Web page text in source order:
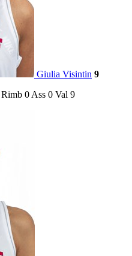
Giulia Visintin 9
Rimb 0 Ass 0 Val 9